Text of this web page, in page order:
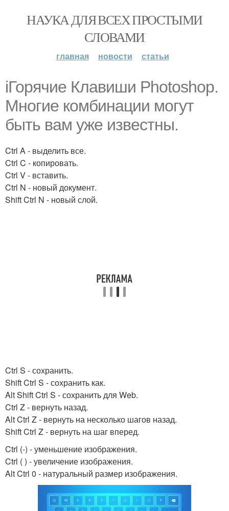
НАУКА ДЛЯ ВСЕХ ПРОСТЫМИ
СЛОВАМИ
главная новости статьи
iГорячие Клавиши Photoshop.
Многие комбинации могут
быть вам уже известны.
Ctrl A - выделить все.
Ctrl C - копировать.
Ctrl V - вставить.
Ctrl N - новый документ.
Shift Ctrl N - новый слой.
Ctrl S - сохранить.
Shift Ctrl S - сохранить как.
Alt Shift Ctrl S - сохранить для Web.
Ctrl Z - вернуть назад.
Alt Ctrl Z - вернуть на несколько шагов назад.
Shift Ctrl Z - вернуть на шаг вперед.
Ctrl (-) - уменьшение изображения.
Ctrl ( ) - увеличение изображения.
Alt Ctrl 0 - натуральный размер изображения.